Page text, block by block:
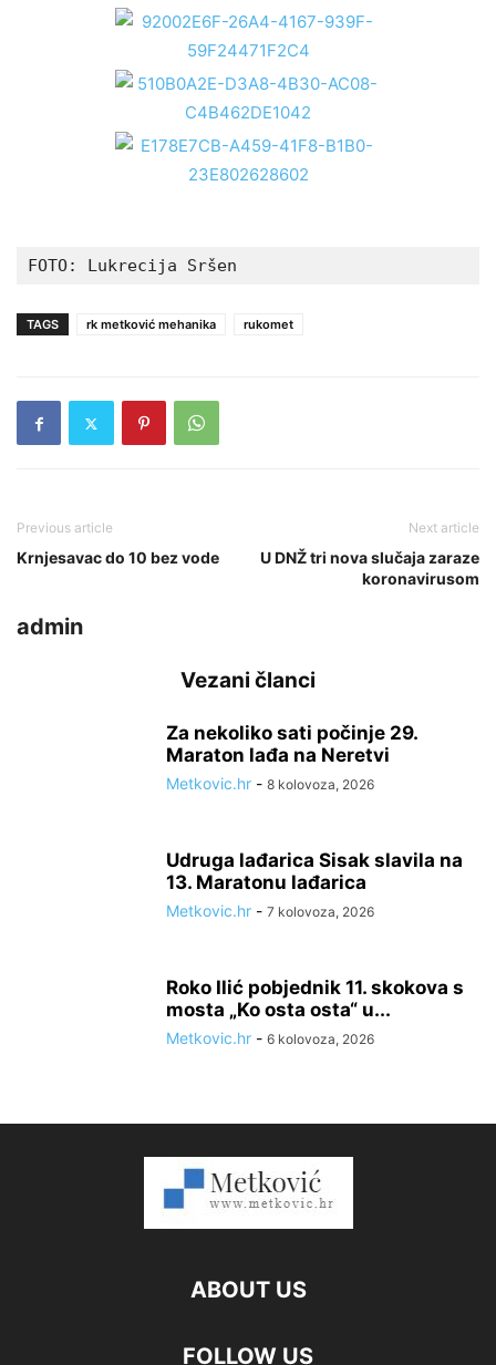
FOTO: Lukrecija Sršen
TAGS rk metković mehanika rukomet
Previous article
Krnjesavac do 10 bez vode
Next article
U DNŽ tri nova slučaja zaraze
koronavirusom
admin
Vezani članci
Za nekoliko sati počinje 29.
Maraton lađa na Neretvi
Metkovic.hr - 8 kolovoza, 2026
Udruga lađarica Sisak slavila na
13. Maratonu lađarica
Metkovic.hr - 7 kolovoza, 2026
Roko Ilić pobjednik 11. skokova s
mosta „Ko osta osta“ u...
Metkovic.hr - 6 kolovoza, 2026
ABOUT US
FOLLOW US